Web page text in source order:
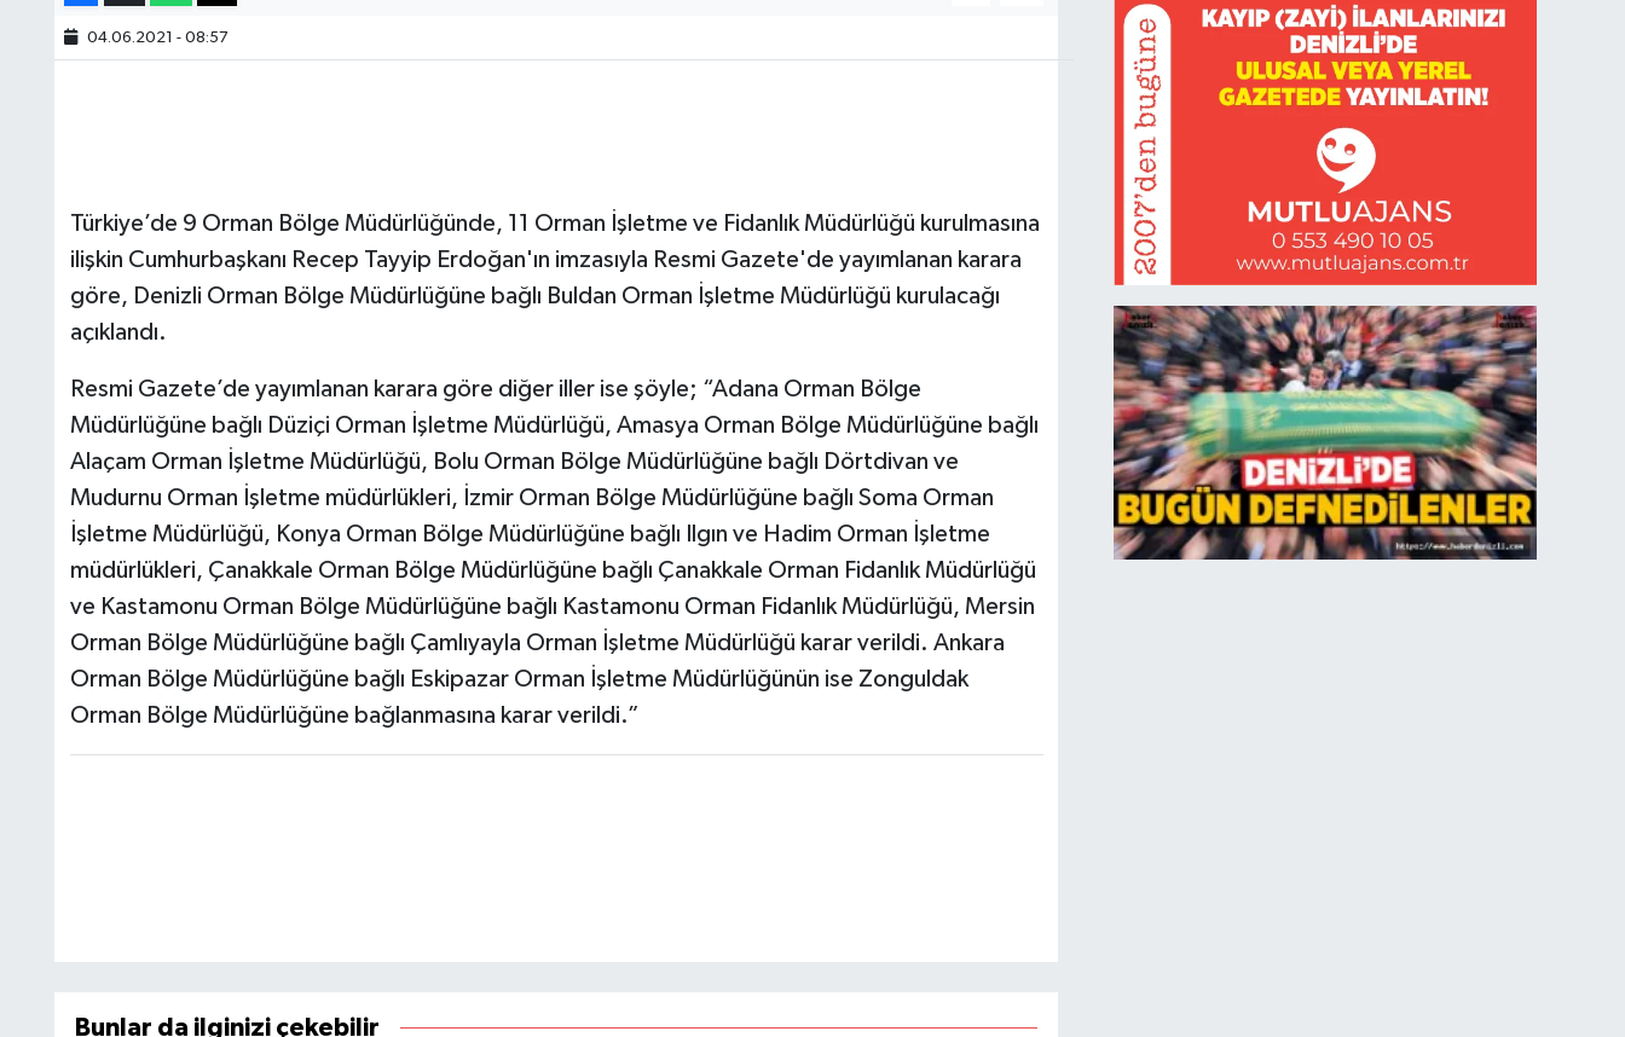
04.06.2021 - 08:57
Türkiye’de 9 Orman Bölge Müdürlüğünde, 11 Orman İşletme ve Fidanlık Müdürlüğü kurulmasına
ilişkin Cumhurbaşkanı Recep Tayyip Erdoğan'ın imzasıyla Resmi Gazete'de yayımlanan karara
göre, Denizli Orman Bölge Müdürlüğüne bağlı Buldan Orman İşletme Müdürlüğü kurulacağı
açıklandı.
Resmi Gazete’de yayımlanan karara göre diğer iller ise şöyle; “Adana Orman Bölge
Müdürlüğüne bağlı Düziçi Orman İşletme Müdürlüğü, Amasya Orman Bölge Müdürlüğüne bağlı
Alaçam Orman İşletme Müdürlüğü, Bolu Orman Bölge Müdürlüğüne bağlı Dörtdivan ve
Mudurnu Orman İşletme müdürlükleri, İzmir Orman Bölge Müdürlüğüne bağlı Soma Orman
İşletme Müdürlüğü, Konya Orman Bölge Müdürlüğüne bağlı Ilgın ve Hadim Orman İşletme
müdürlükleri, Çanakkale Orman Bölge Müdürlüğüne bağlı Çanakkale Orman Fidanlık Müdürlüğü
ve Kastamonu Orman Bölge Müdürlüğüne bağlı Kastamonu Orman Fidanlık Müdürlüğü, Mersin
Orman Bölge Müdürlüğüne bağlı Çamlıyayla Orman İşletme Müdürlüğü karar verildi. Ankara
Orman Bölge Müdürlüğüne bağlı Eskipazar Orman İşletme Müdürlüğünün ise Zonguldak
Orman Bölge Müdürlüğüne bağlanmasına karar verildi.”
Bunlar da ilginizi çekebilir